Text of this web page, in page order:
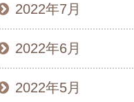
2022年7月
2022年6月
2022年5月